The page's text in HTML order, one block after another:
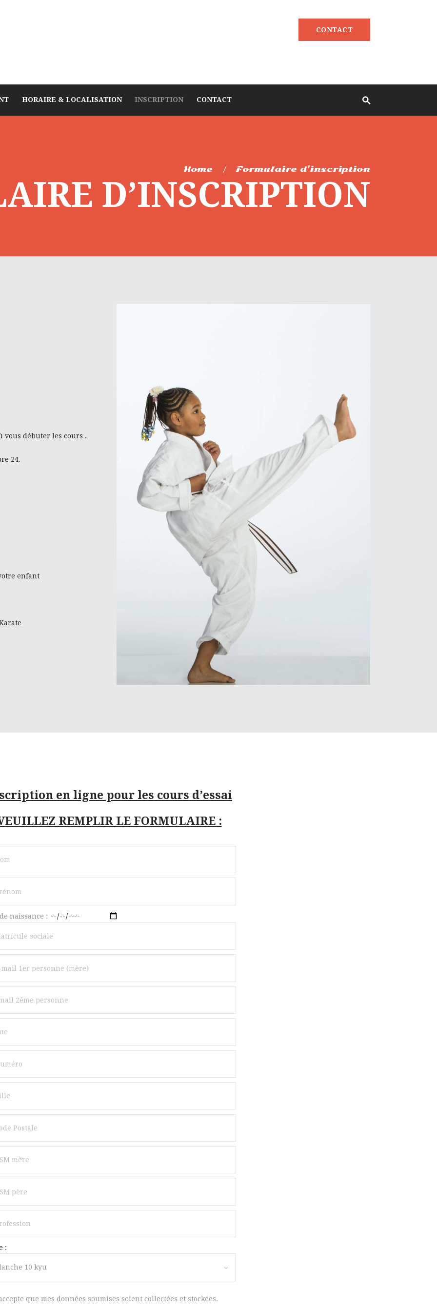
CONTACT
HORAIRE & LOCALISATION INSCRIPTION CONTACT
Home Formulaire d’inscription
D’INSCRIPTION
vous débuter les cours .
24.
enfant
en ligne pour les cours d’essai
REMPLIR LE FORMULAIRE :
naissance :
:
que mes données soumises soient collectées et stockées.